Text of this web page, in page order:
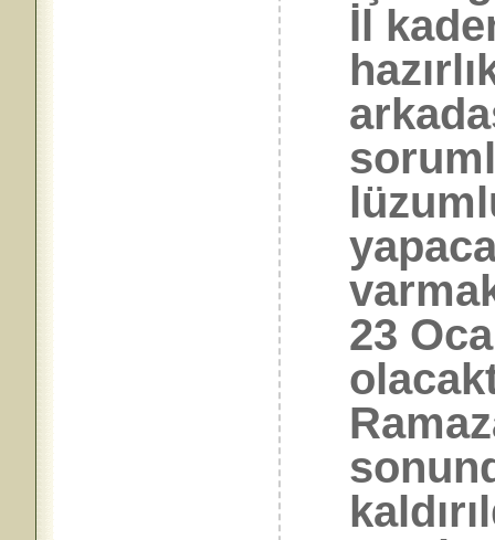
İl
23